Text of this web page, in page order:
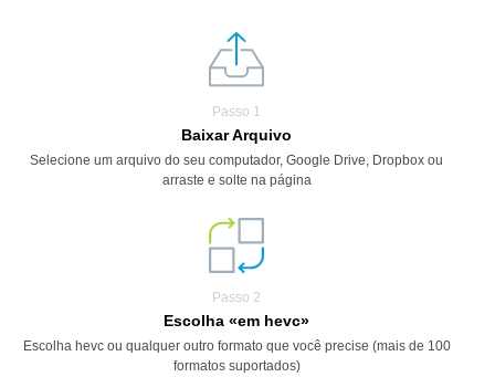
Passo 1
Baixar Arquivo
Selecione um arquivo do seu computador, Google Drive, Dropbox ou
arraste e solte na página
Passo 2
Escolha «em hevc»
Escolha hevc ou qualquer outro formato que você precise (mais de 100
formatos suportados)